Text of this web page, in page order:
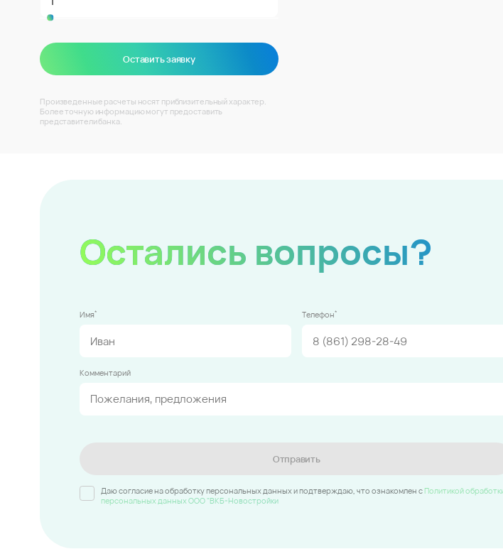
Оставить заявку
Произведенные расчеты носят приблизительный характер.
Более точную информацию могут предоставить
представители банка.
Остались вопросы?
Имя* Телефон*
Комментарий
Отправить
Даю согласие на обработку персональных данных и подтверждаю, что ознакомлен c Политикой
персональных данных ООО "ВКБ-Новостройки